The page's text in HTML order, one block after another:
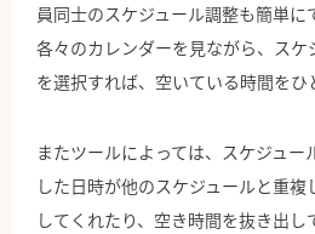
員同士のスケジュール調整も簡単に
各々のカレンダーを見ながら、スケ
を選択すれば、空いている時間をひ
またツールによっては、スケジュー
した日時が他のスケジュールと重
してくれたり、空き時間を抜き出